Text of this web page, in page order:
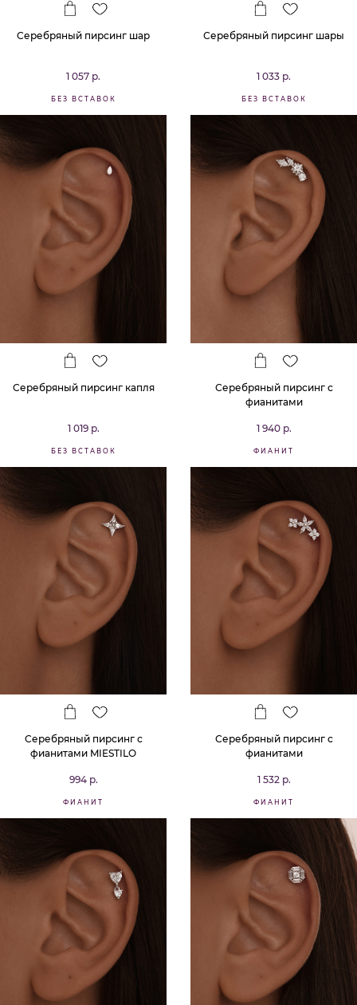
Серебряный пирсинг шар
1 057 р.
БЕЗ ВСТАВОК
Серебряный пирсинг шары
1 033 р.
БЕЗ ВСТАВОК
Серебряный пирсинг капля
1 019 р.
БЕЗ ВСТАВОК
Серебряный пирсинг с
фианитами
1 940 р.
ФИАНИТ
Серебряный пирсинг с
фианитами MIESTILO
994 р.
ФИАНИТ
Серебряный пирсинг с
фианитами
1 532 р.
ФИАНИТ